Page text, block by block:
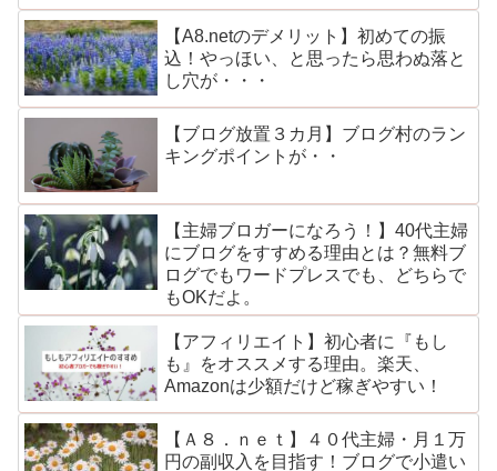
【A8.netのデメリット】初めての振
込！やっほい、と思ったら思わぬ落と
し穴が・・・
【ブログ放置３カ月】ブログ村のラン
キングポイントが・・
【主婦ブロガーになろう！】40代主婦
にブログをすすめる理由とは？無料ブ
ログでもワードプレスでも、どちらで
もOKだよ。
【アフィリエイト】初心者に『もし
も』をオススメする理由。楽天、
Amazonは少額だけど稼ぎやすい！
【Ａ８．ｎｅｔ】４０代主婦・月１万
円の副収入を目指す！ブログで小遣い